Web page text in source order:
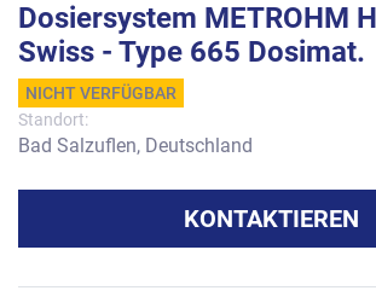
Dosiersystem METROHM
Swiss - Type 665 Dosimat.
NICHT VERFÜGBAR
Standort:
Bad Salzuflen, Deutschland
KONTAKTIEREN